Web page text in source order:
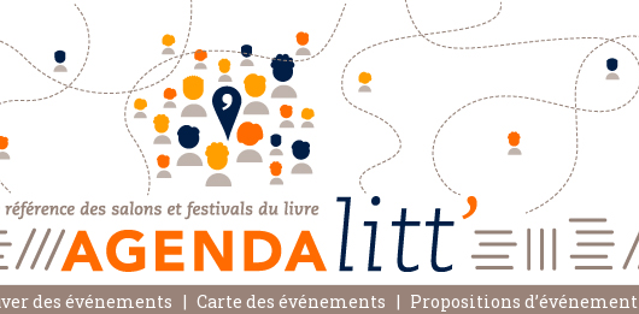
des événements Carte des événements Propositions d’événement